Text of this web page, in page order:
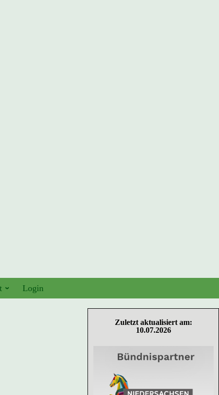
Login
Zuletzt aktualisiert am:
10.07.2026